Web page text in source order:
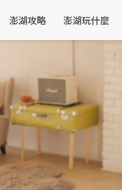
澎湖攻略 澎湖玩什麼